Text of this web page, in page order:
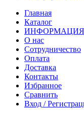
Главная
Каталог
ИНФОРМАЦИЯ
О нас
Сотрудничество
Оплата
Доставка
Контакты
Избранное
Сравнить
Вход /